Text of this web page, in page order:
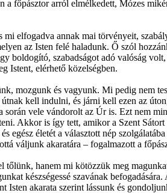
a főpásztor arról elmélkedett, Mózes
elfogadva annak mai törvényeit,
az Isten felé haladunk. Ő szól
boldogító, szabadságot adó valóság
Istent, elérhető közelségben.
mozgunk és vagyunk. Mi pedig nem
kell indulni, és járni kell ezen az
vele vándorolt az Úr is. Ezt nem
Akkor is így tett, amikor a Szent
egész életét a választott nép
váljunk akaratára – fogalmazott a
hanem mi kötözzük meg
készségessé szavának
akarata szerint lássunk és